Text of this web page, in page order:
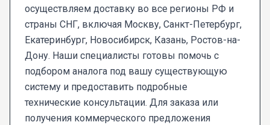
осуществляем доставку во все регионы РФ и
страны СНГ, включая Москву, Санкт-Петербург,
Екатеринбург, Новосибирск, Казань, Ростов-на-
Дону. Наши специалисты готовы помочь с
подбором аналога под вашу существующую
систему и предоставить подробные
технические консультации. Для заказа или
получения коммерческого предложения